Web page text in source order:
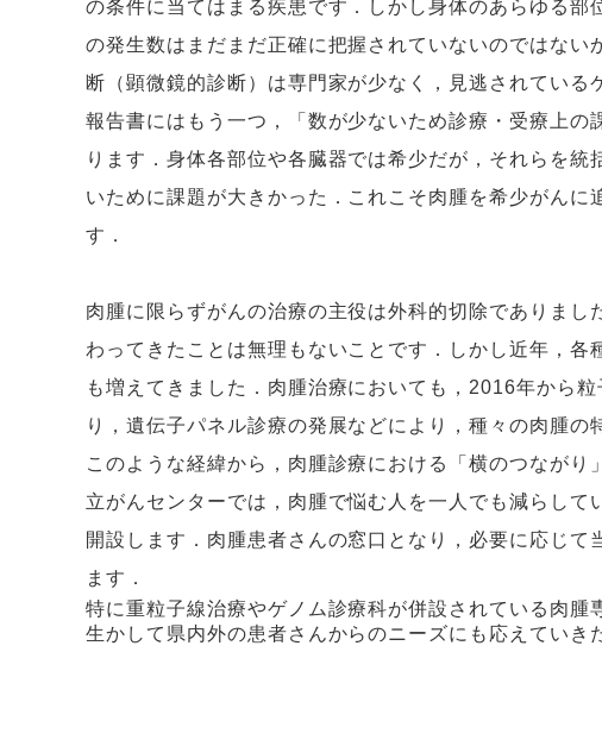
の条件に当てはまる疾患です．しかし身体のあらゆる
の発生数はまだまだ正確に把握されていないのではな
断（顕微鏡的診断）は専門家が少なく，見逃されている
報告書にはもう一つ，「数が少ないため診療・受療上
ります．身体各部位や各臓器では希少だが，それらを
いために課題が大きかった．これこそ肉腫を希少がんに
す．
肉腫に限らずがんの治療の主役は外科的切除でありま
わってきたことは無理もないことです．しかし近年，
も増えてきました．肉腫治療においても， 2016年から粒
り，遺伝子パネル診療の発展などにより，種々の肉腫の
このような経緯から，肉腫診療における「横のつなが
立がんセンターでは，肉腫で悩む人を一人でも減らして
開設します．肉腫患者さんの窓口となり，必要に応じ
ます．
特に重粒子線治療やゲノム診療科が併設されている肉
生かして県内外の患者さんからのニーズにも応えていき